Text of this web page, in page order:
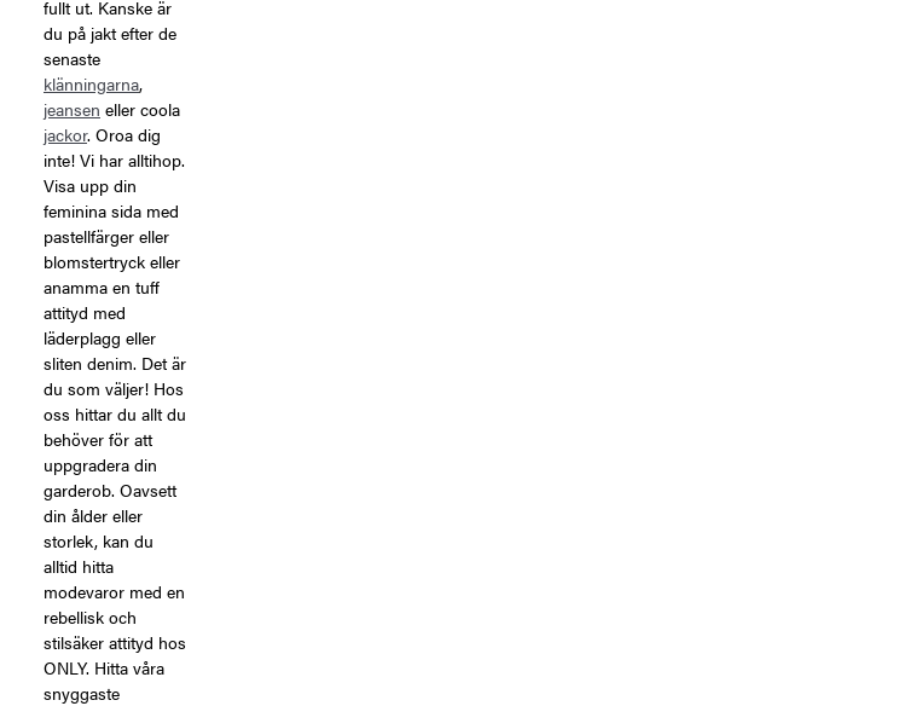
fullt ut. Kanske är
du på jakt efter de
senaste
klänningarna,
jeansen eller coola
jackor. Oroa dig
inte! Vi har alltihop.
Visa upp din
feminina sida med
pastellfärger eller
blomstertryck eller
anamma en tuff
attityd med
läderplagg eller
sliten denim. Det är
du som väljer! Hos
oss hittar du allt du
behöver för att
uppgradera din
garderob. Oavsett
din ålder eller
storlek, kan du
alltid hitta
modevaror med en
rebellisk och
stilsäker attityd hos
ONLY. Hitta våra
snyggaste